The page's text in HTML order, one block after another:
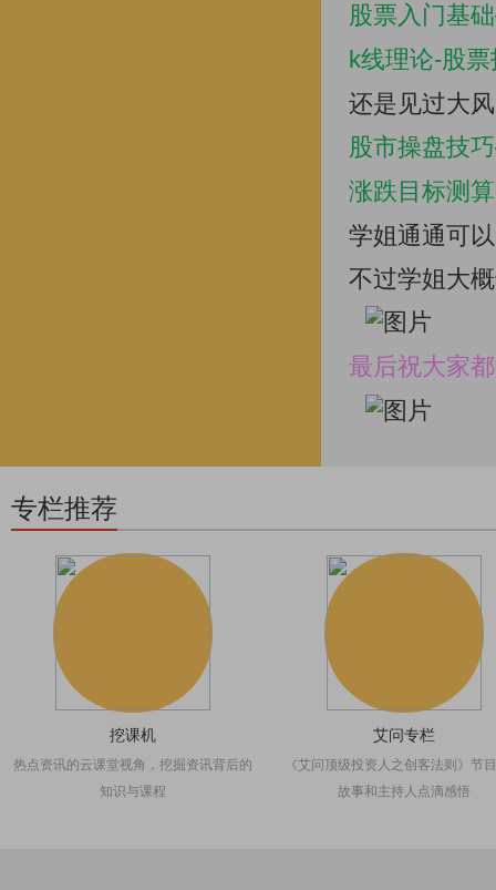
股票入门基
k线理论-股
还是见过大
股市操盘技
涨跌目标测
学姐通通可
不过学姐大
最后祝大家
专栏推荐
挖课机
热点资讯的云课堂视角，挖掘资讯背后的
知识与课程
艾问专栏
《艾问顶级投资人之创客法则》节
故事和主持人点滴感悟